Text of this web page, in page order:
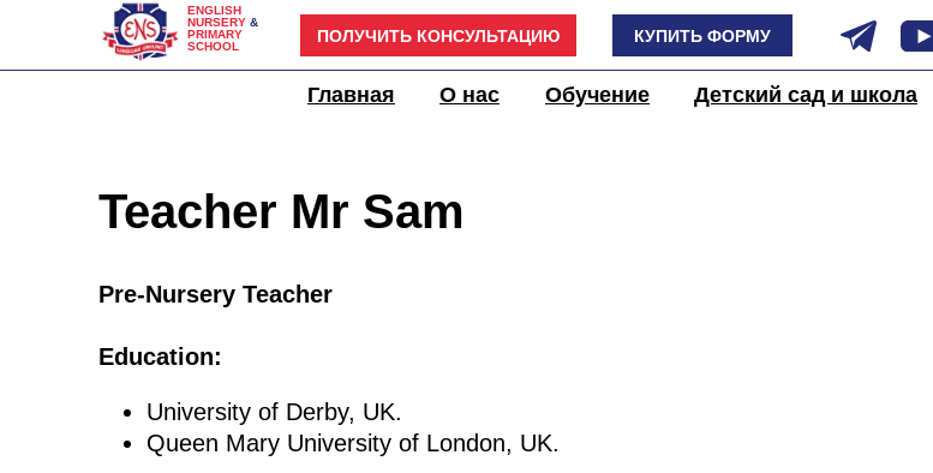
ПОЛУЧИТЬ КОНСУЛЬТАЦИЮ КУПИТЬ ФОРМУ
ENGLISH
NURSERY &
PRIMARY
SCHOOL
Главная О нас Обучение Детский сад и школа
Teacher Mr Sam
Pre-Nursery Teacher
Education:
University of Derby, UK.
Queen Mary University of London, UK.